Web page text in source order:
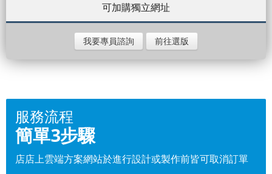
可加購獨立網址
我要專員諮詢 前往選版
服務流程
簡單3步驟
店店上雲端方案網站於進行設計或製作前皆可取消訂單